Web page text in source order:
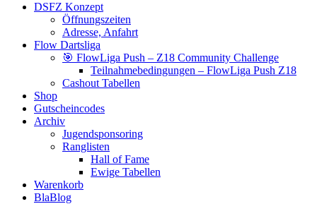
DSFZ Konzept
Öffnungszeiten
Adresse, Anfahrt
Flow Dartsliga
🎯 FlowLiga Push – Z18 Community Challenge
Teilnahmebedingungen – FlowLiga Push Z18
Cashout Tabellen
Shop
Gutscheincodes
Archiv
Jugendsponsoring
Ranglisten
Hall of Fame
Ewige Tabellen
Warenkorb
BlaBlog